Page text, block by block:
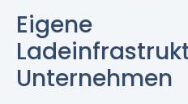
Eigene
Unternehmen